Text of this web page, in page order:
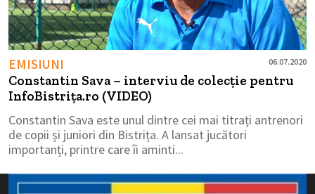
EMISIUNI 06.07.2020
Constantin Sava – interviu de colecție pentru
InfoBistrița.ro (VIDEO)
Constantin Sava este unul dintre cei mai titrați antrenori
de copii și juniori din Bistrița. A lansat jucători
importanți, printre care îi aminti...